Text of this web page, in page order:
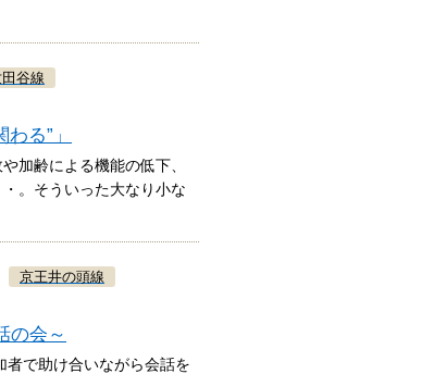
谷線
る”」
加齢による機能の低下、
。そういった大なり小な
京王井の頭線
の会～
で助け合いながら会話を